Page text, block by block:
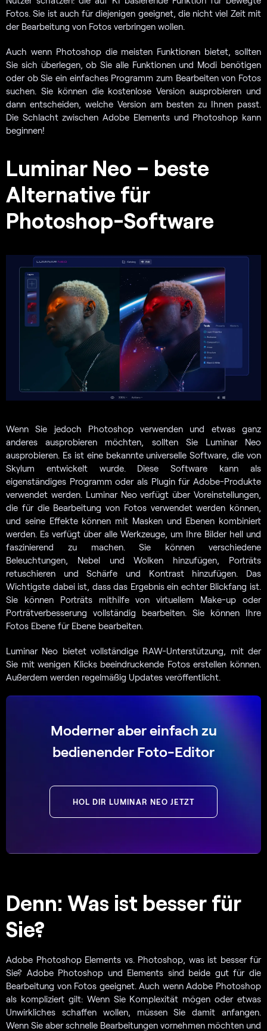
Fotos. Sie ist auch für diejenigen geeignet, die nicht viel Zeit mit
der Bearbeitung von Fotos verbringen wollen.
Auch wenn Photoshop die meisten Funktionen bietet, sollten
Sie sich überlegen, ob Sie alle Funktionen und Modi benötigen
oder ob Sie ein einfaches Programm zum Bearbeiten von Fotos
suchen. Sie können die kostenlose Version ausprobieren und
dann entscheiden, welche Version am besten zu Ihnen passt.
Die Schlacht zwischen Adobe Elements und Photoshop kann
beginnen!
Luminar Neo – beste
Alternative für
Photoshop-Software
Wenn Sie jedoch Photoshop verwenden und etwas ganz
anderes ausprobieren möchten, sollten Sie Luminar Neo
ausprobieren. Es ist eine bekannte universelle Software, die von
Skylum entwickelt wurde. Diese Software kann als
eigenständiges Programm oder als Plugin für Adobe-Produkte
verwendet werden. Luminar Neo verfügt über Voreinstellungen,
die für die Bearbeitung von Fotos verwendet werden können,
und seine Effekte können mit Masken und Ebenen kombiniert
werden. Es verfügt über alle Werkzeuge, um Ihre Bilder hell und
faszinierend zu machen. Sie können verschiedene
Beleuchtungen, Nebel und Wolken hinzufügen, Porträts
retuschieren und Schärfe und Kontrast hinzufügen. Das
Wichtigste dabei ist, dass das Ergebnis ein echter Blickfang ist.
Sie können Porträts mithilfe von virtuellem Make-up oder
Porträtverbesserung vollständig bearbeiten. Sie können Ihre
Fotos Ebene für Ebene bearbeiten.
Luminar Neo bietet vollständige RAW-Unterstützung, mit der
Sie mit wenigen Klicks beeindruckende Fotos erstellen können.
Außerdem werden regelmäßig Updates veröffentlicht.
Moderner aber einfach zu
bedienender Foto-Editor
HOL DIR LUMINAR NEO JETZT
Denn: Was ist besser für
Sie?
Adobe Photoshop Elements vs. Photoshop, was ist besser für
Sie? Adobe Photoshop und Elements sind beide gut für die
Bearbeitung von Fotos geeignet. Auch wenn Adobe Photoshop
als kompliziert gilt: Wenn Sie Komplexität mögen oder etwas
Unwirkliches schaffen wollen, müssen Sie damit anfangen.
Wenn Sie aber schnelle Bearbeitungen vornehmen möchten und